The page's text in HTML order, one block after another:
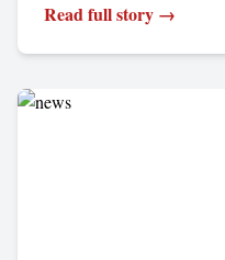
Read full story →